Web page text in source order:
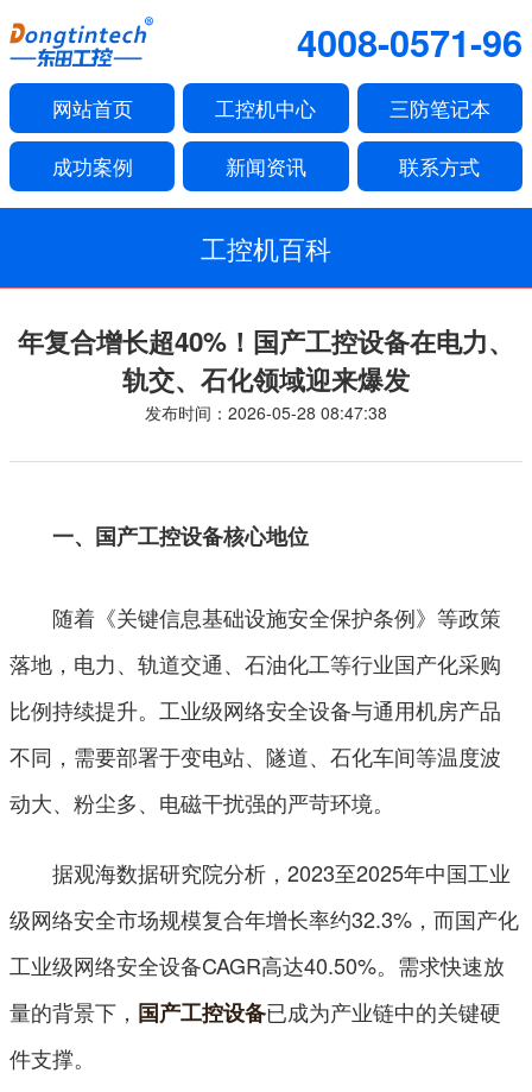
4008-0571-96
网站首页 工控机中心 三防笔记本
成功案例 新闻资讯 联系方式
工控机百科
年复合增长超40%！国产工控设备在电力、
轨交、石化领域迎来爆发
发布时间：2026-05-28 08:47:38
一、国产工控设备核心地位
随着《关键信息基础设施安全保护条例》等政策
落地，电力、轨道交通、石油化工等行业国产化采购
比例持续提升。工业级网络安全设备与通用机房产品
不同，需要部署于变电站、隧道、石化车间等温度波
动大、粉尘多、电磁干扰强的严苛环境。
据观海数据研究院分析，2023至2025年中国工业
级网络安全市场规模复合年增长率约32.3%，而国产化
工业级网络安全设备CAGR高达40.50%。需求快速放
量的背景下， 国产工控设备已成为产业链中的关键硬
件支撑。